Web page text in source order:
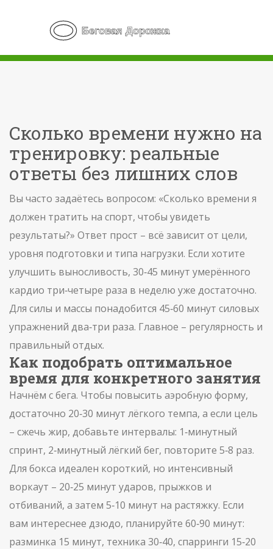
Сколько времени нужно на
тренировку: реальные
ответы без лишних слов
Вы часто задаётесь вопросом: «Сколько времени я
должен тратить на спорт, чтобы увидеть
результаты?» Ответ прост – всё зависит от цели,
уровня подготовки и типа нагрузки. Если хотите
улучшить выносливость, 30‑45 минут умерённого
кардио три‑четыре раза в неделю уже достаточно.
Для силы и массы понадобится 45‑60 минут силовых
упражнений два‑три раза. Главное – регулярность и
правильный отдых.
Как подобрать оптимальное
время для конкретного занятия
Начнём с бега. Чтобы повысить аэробную форму,
достаточно 20‑30 минут лёгкого темпа, а если цель
– сжечь жир, добавьте интервалы: 1‑минутный
спринт, 2‑минутный лёгкий бег, повторите 5‑8 раз.
Для бокса идеален короткий, но интенсивный
воркаут – 20‑25 минут ударов, прыжков и
отбиваний, а затем 5‑10 минут на растяжку. Если
вам интереснее дзюдо, планируйте 60‑90 минут:
разминка 15 минут, техника 30‑40, спарринги 15‑20